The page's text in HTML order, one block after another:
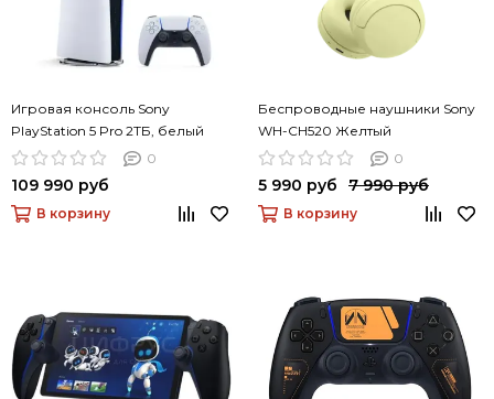
Игровая консоль Sony
PlayStation 5 Pro 2ТБ, белый
0
109 990 руб
В корзину
Беспроводные наушники Sony
WH-CH520 Желтый
0
5 990 руб 7 990 руб
В корзину